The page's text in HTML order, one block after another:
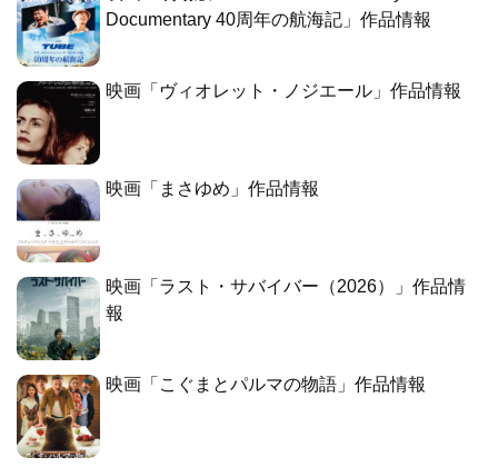
Documentary 40周年の航海記」作品情報
映画「ヴィオレット・ノジエール」作品情報
映画「まさゆめ」作品情報
映画「ラスト・サバイバー（2026）」作品情
報
映画「こぐまとパルマの物語」作品情報